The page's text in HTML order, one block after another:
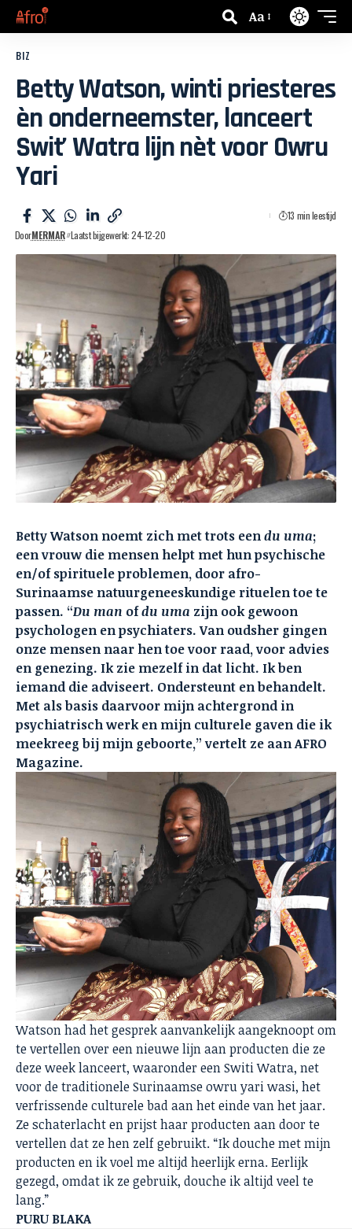
Aa
BIZ
Betty Watson, winti priesteres
èn onderneemster, lanceert
Swit’ Watra lijn nèt voor Owru
Yari
DoorMERMAR Laatst bijgewerkt: 24-12-20
13 min leestijd
Betty Watson noemt zich met trots eendu uma;
een vrouw die mensen helpt met hun psychische
en/of spirituele problemen, door afro-
Surinaamse natuurgeneeskundige rituelen toe te
passen. “Du man ofdu uma zijn ook gewoon
psychologen en psychiaters. Van oudsher gingen
onze mensen naar hen toe voor raad, voor advies
en genezing. Ik zie mezelf in dat licht. Ik ben
iemand die adviseert. Ondersteunt en behandelt.
Met als basis daarvoor mijn achtergrond in
psychiatrisch werk en mijn culturele gaven die ik
meekreeg bij mijn geboorte,” vertelt ze aan AFRO
Magazine.
Watson had het gesprek aanvankelijk aangeknoopt om
te vertellen over een nieuwe lijn aan producten die ze
deze week lanceert, waaronder een Switi Watra, net
voor de traditionele Surinaamse owru yari wasi, het
verfrissende culturele bad aan het einde van het jaar.
Ze schaterlacht en prijst haar producten aan door te
vertellen dat ze hen zelf gebruikt. “Ik douche met mijn
producten en ik voel me altijd heerlijk erna. Eerlijk
gezegd, omdat ik ze gebruik, douche ik altijd veel te
lang.”
PURU BLAKA